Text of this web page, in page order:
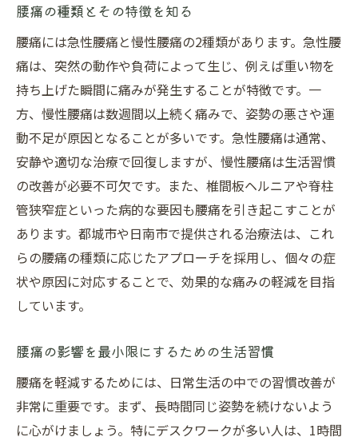
腰痛ケアにおける新しい技術の役割
テクノロジーを活用した腰痛治療の進化
腰痛を軽減するための最新治療法
腰痛軽減に向けた新しい取り組み
個別化された腰痛治療が都城市と日南市で可能
に
個別の症状に合わせた治療計画の重要性
個別化治療におけるカウンセリングの役割
腰痛治療における個別化アプローチの利点
患者に合わせた治療法の選択肢
個別化された治療法がもたらす結果
腰痛の原因を徹底解明し標準治療で根本から改
腰痛の原因を見極めるための診断法
腰痛の根本原因を探るカウンセリング
腰痛の種類とその特徴を知る
腰痛には急性腰痛と慢性腰痛の2種類があります。急性腰
痛は、突然の動作や負荷によって生じ、例えば重い物を
持ち上げた瞬間に痛みが発生することが特徴です。一
方、慢性腰痛は数週間以上続く痛みで、姿勢の悪さや運
動不足が原因となることが多いです。急性腰痛は通常、
安静や適切な治療で回復しますが、慢性腰痛は生活習慣
の改善が必要不可欠です。また、椎間板ヘルニアや脊柱
管狭窄症といった病的な要因も腰痛を引き起こすことが
あります。都城市や日南市で提供される治療法は、これ
らの腰痛の種類に応じたアプローチを採用し、個々の症
状や原因に対応することで、効果的な痛みの軽減を目指
しています。
腰痛の影響を最小限にするための生活習慣
腰痛を軽減するためには、日常生活の中での習慣改善が
非常に重要です。まず、長時間同じ姿勢を続けないよう
に心がけましょう。特にデスクワークが多い人は、1時間